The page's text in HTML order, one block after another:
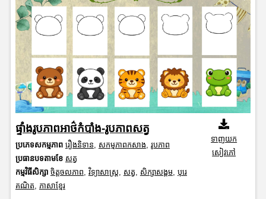
ផ្ទាំងរូបភាពអាថ៌កំបាំង-រូបភាពសត្វ
ប្រភេទសកម្មភាព រឿងនិទាន សកម្មភាពកសាង រូបភាព
ប្រធានបទតាមខែ សត្វ
កម្មវិធីសិក្សា ចិត្តចលភាព វិទ្យាសាស្រ្ត សត្វ សិក្សាសង្គម, បុរេ
គណិត ភាសាខ្មែរ
ទាញយក
សៀវភៅ